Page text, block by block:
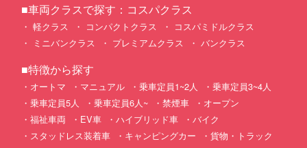
■車両クラスで探す：コスパクラス
軽クラス コンパクトクラス
コスパミドルクラス
ミニバンクラス
プレミアムクラス バンクラス
■特徴から探す
オートマ マニュアル 乗車定員1~2人
乗車定員3~4人
乗車定員5人
乗車定員6人~ 禁煙車
オープン
福祉車両
EV車 ハイブリッド車
バイク
スタッドレス装着車
キャンピングカー
貨物・トラック